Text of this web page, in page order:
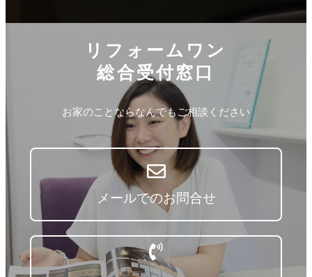
リフォームワン
総合受付窓口
お家のことならなんでもご相談ください
メールでのお問合せ